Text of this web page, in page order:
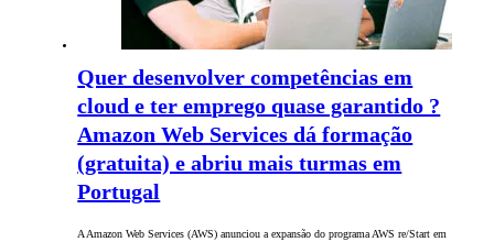
Quer desenvolver competências em
cloud e ter emprego quase garantido ?
Amazon Web Services dá formação
(gratuita) e abriu mais turmas em
Portugal
A Amazon Web Services (AWS) anunciou a expansão do programa AWS re/Start em